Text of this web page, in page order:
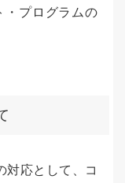
・プログラムの
対応として、コ